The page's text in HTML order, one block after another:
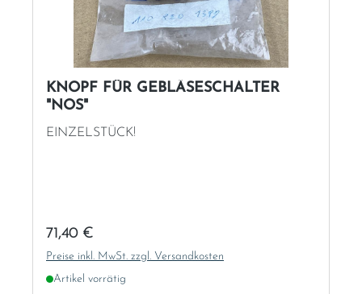
KNOPF FÜR GEBLÄSESCHALTER
"NOS"
EINZELSTÜCK!
Regulärer Preis:
71,40 €
Preise inkl. MwSt. zzgl. Versandkosten
Artikel vorrätig